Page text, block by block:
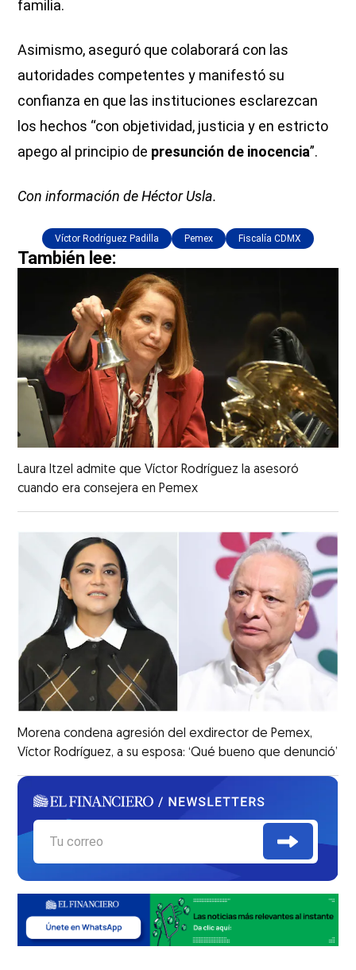
familia.
Asimismo, aseguró que colaborará con las
autoridades competentes y manifestó su
confianza en que las instituciones esclarezcan
los hechos “con objetividad, justicia y en estricto
apego al principio de presunción de inocencia”.
Con información de Héctor Usla.
Víctor Rodríguez Padilla Pemex Fiscalía CDMX
También lee:
Laura Itzel admite que Víctor Rodríguez la asesoró
cuando era consejera en Pemex
Morena condena agresión del exdirector de Pemex,
Víctor Rodríguez, a su esposa: ‘Qué bueno que denunció’